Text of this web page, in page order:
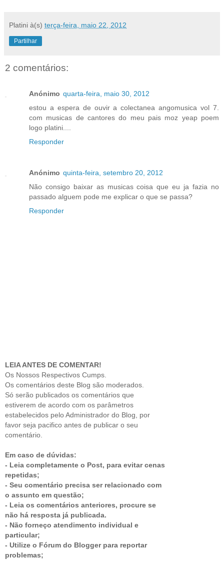
Platini à(s) terça-feira, maio 22, 2012
Partilhar
2 comentários:
Anónimo quarta-feira, maio 30, 2012
estou a espera de ouvir a colectanea angomusica vol 7.
com musicas de cantores do meu pais moz yeap poem
logo platini....
Responder
Anónimo quinta-feira, setembro 20, 2012
Não consigo baixar as musicas coisa que eu ja fazia no
passado alguem pode me explicar o que se passa?
Responder
LEIA ANTES DE COMENTAR!
Os Nossos Respectivos Cumps.
Os comentários deste Blog são moderados.
Só serão publicados os comentários que
estiverem de acordo com os parâmetros
estabelecidos pelo Administrador do Blog, por
favor seja pacifico antes de publicar o seu
comentário.
Em caso de dúvidas:
- Leia completamente o Post, para evitar cenas
repetidas;
- Seu comentário precisa ser relacionado com
o assunto em questão;
- Leia os comentários anteriores, procure se
não há resposta já publicada.
- Não forneço atendimento individual e
particular;
- Utilize o Fórum do Blogger para reportar
problemas;